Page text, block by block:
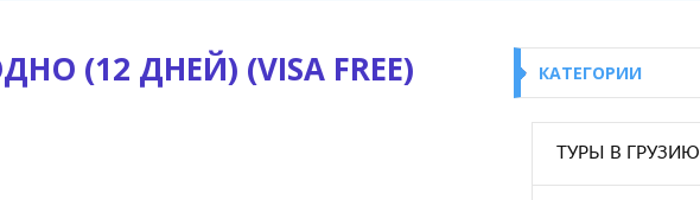
(12 ДНЕЙ) (VISA FREE) КАТЕГОРИИ
ТУРЫ В ГРУЗИЮ